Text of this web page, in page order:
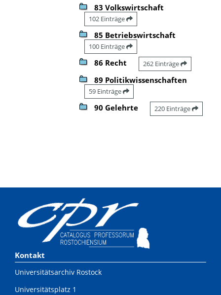
83 Volkswirtschaft
102 Einträge
85 Betriebswirtschaft
100 Einträge
86 Recht 262 Einträge
89 Politikwissenschaften
59 Einträge
90 Gelehrte 220 Einträge
Kontakt
Universitätsarchiv Rostock
Universitätsplatz 1